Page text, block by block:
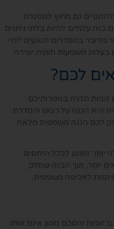
להתקיים גם מחוץ למסגרת
עלולים להיות בלתי ניתנים
בהסדרים הנוגעים לחיי
בעלות משמעות חוקית ישירה.
לכם?
תלויה במטרותיכם
היא הגנה על רכוש והסדרת
לכם הגנה משפטית מלאה
יותר הנוגע לכלל היחסים
יותר, תוך הבנה שחלק
לאכיפה משפטית.
והסכם ממון אינם אותו